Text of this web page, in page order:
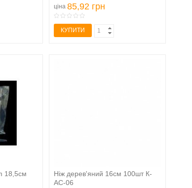
ціна 85,92 грн
КУПИТИ
18,5см
Ніж дерев'яний 16см 100шт К-
АС-06